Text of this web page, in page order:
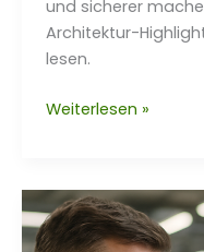
und sicherer
Architektur-
lesen.
Sher
gesteuerte
Fertigungszellen
optimieren
Weiterlesen »